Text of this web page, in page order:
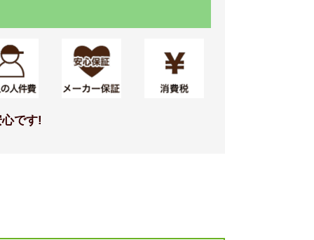
です!